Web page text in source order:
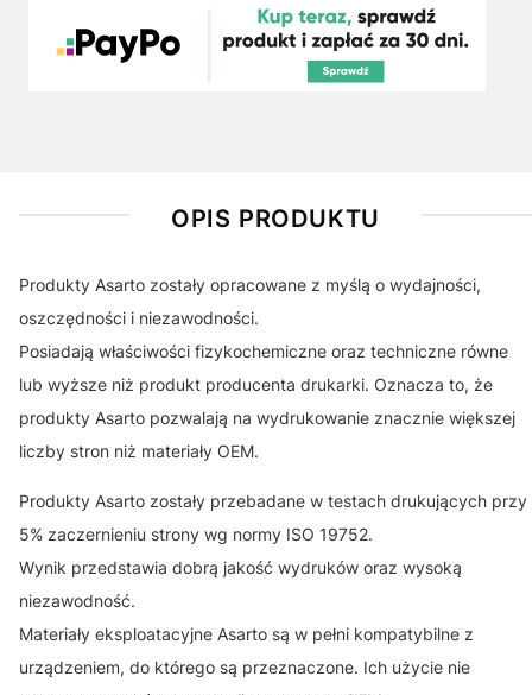
OPIS PRODUKTU
Produkty Asarto zostały opracowane z myślą o wydajności,
oszczędności i niezawodności.
Posiadają właściwości fizykochemiczne oraz techniczne równe
lub wyższe niż produkt producenta drukarki. Oznacza to, że
produkty Asarto pozwalają na wydrukowanie znacznie większej
liczby stron niż materiały OEM.
Produkty Asarto zostały przebadane w testach drukujących przy
5% zaczernieniu strony wg normy ISO 19752.
Wynik przedstawia dobrą jakość wydruków oraz wysoką
niezawodność.
Materiały eksploatacyjne Asarto są w pełni kompatybilne z
urządzeniem, do którego są przeznaczone. Ich użycie nie